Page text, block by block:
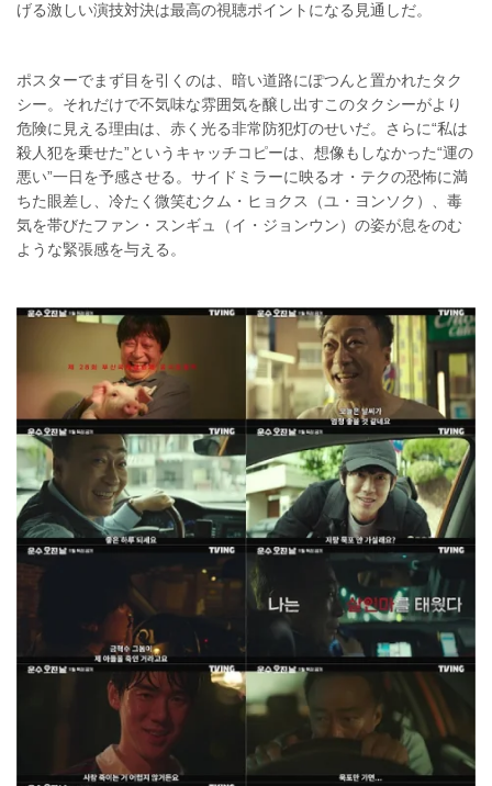
げる激しい演技対決は最高の視聴ポイントになる見通しだ。
ポスターでまず目を引くのは、暗い道路にぽつんと置かれたタク
シー。それだけで不気味な雰囲気を醸し出すこのタクシーがより
危険に見える理由は、赤く光る非常防犯灯のせいだ。さらに“私は
殺人犯を乗せた”というキャッチコピーは、想像もしなかった“運の
悪い”一日を予感させる。サイドミラーに映るオ・テクの恐怖に満
ちた眼差し、冷たく微笑むクム・ヒョクス（ユ・ヨンソク）、毒
気を帯びたファン・スンギュ（イ・ジョンウン）の姿が息をのむ
ような緊張感を与える。